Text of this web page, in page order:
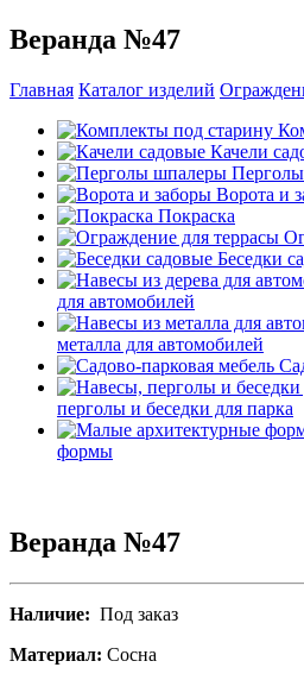
Веранда №47
Главная Каталог изделий
Качели
Ворота и
Покраска
Беседки
для автомобилей
металла для автомобилей
перголы и беседки для парка
формы
Веранда №47
Наличие: Под заказ
Материал: Сосна